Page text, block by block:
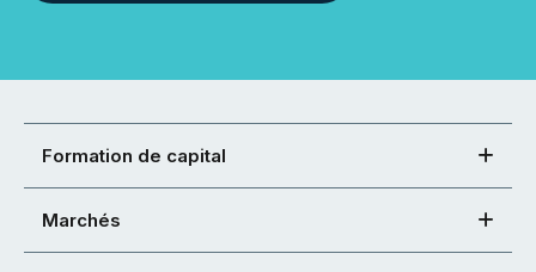
Formation de capital
Marchés